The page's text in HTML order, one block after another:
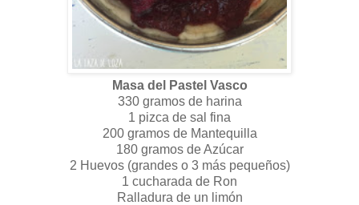
Masa del Pastel Vasco
330 gramos de harina
1 pizca de sal fina
200 gramos de Mantequilla
180 gramos de Azúcar
2 Huevos (grandes o 3 más pequeños)
1 cucharada de Ron
Ralladura de un limón